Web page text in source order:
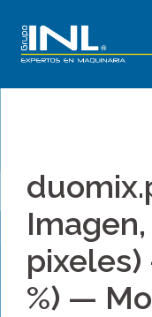
contenido
pixeles)
%) —